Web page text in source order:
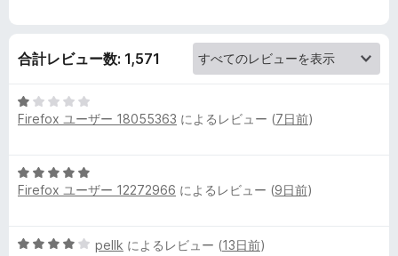
r
e
n
s
5
評
価
合計レビュー数: 1,571
5
段
1
の
Firefox ユーザー 18055363 によるレビュー (7日前)
5
段
5
Firefox ユーザー 12272966 によるレビュー (9日前)
5
pellk によるレビュー (13日前)